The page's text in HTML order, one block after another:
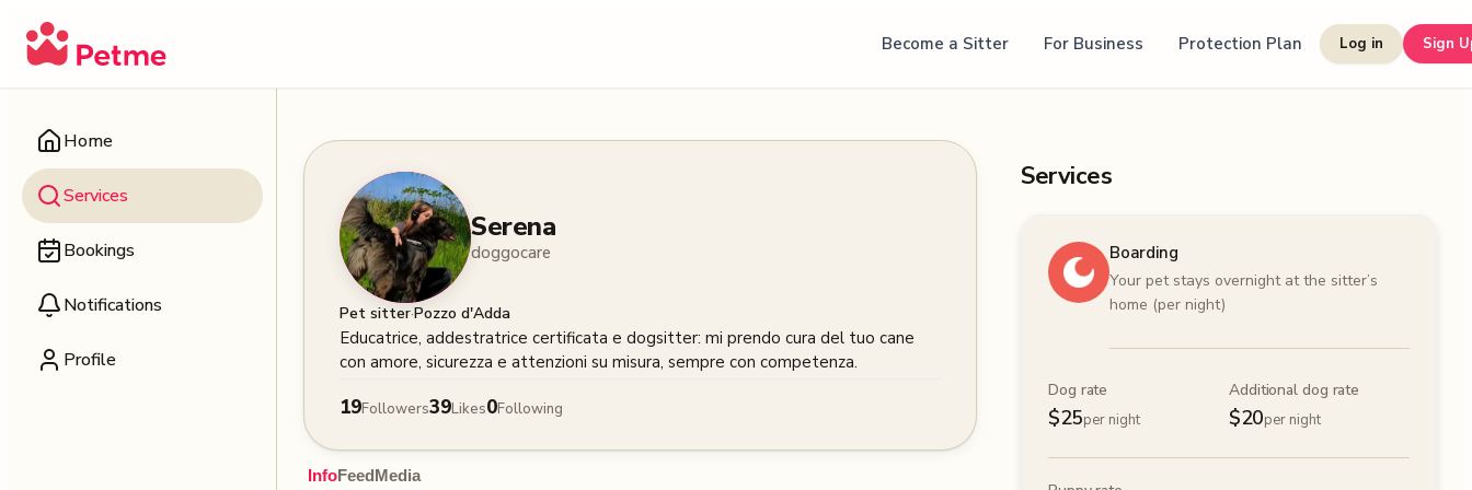
Home
Services
Bookings
Notifications
Profile
Become a Sitter For Business Protection Plan Log in Sign
Serena
doggocare
Pet sitter·Pozzo d'Adda
Educatrice, addestratrice certificata e dogsitter: mi prendo cura del tuo cane
con amore, sicurezza e attenzioni su misura, sempre con competenza.
19Followers39Likes0Following
InfoFeedMedia
Services
Boarding
Your pet stays overnight at the sitter’s
home (per night)
Dog rate
$25per night
Additional dog rate
$20per night